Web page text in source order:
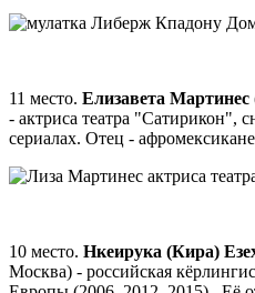
11 место. Елизавета Мартинес
- актриса театра "Сатирикон",
сериалах. Отец -
10 место. Нкеирука (Кира)
Москва) - российская